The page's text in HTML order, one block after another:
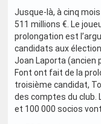
Jusque-là, à cinq
511 millions €. Le
prolongation est
candidats aux
Joan Laporta (ancien
Font ont fait de la
troisième candidat,
des comptes du club.
et 100 000 socios